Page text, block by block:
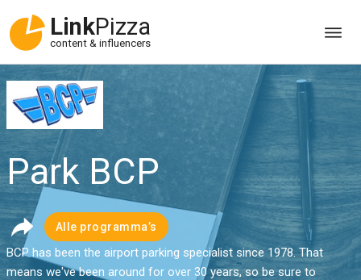
LinkPizza
content & influencers
Park BCP
Alle programma’s
BCP has been the airport parking specialist since 1978. That
means we've been around for over 30 years, so be sure to